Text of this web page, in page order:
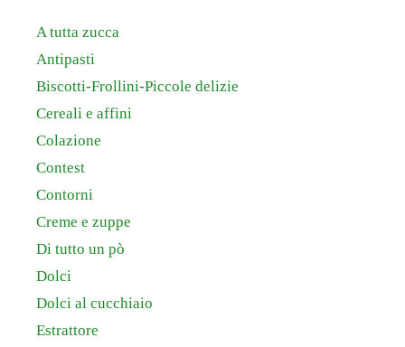
A tutta zucca
Antipasti
Biscotti-Frollini-Piccole delizie
Cereali e affini
Colazione
Contest
Contorni
Creme e zuppe
Di tutto un pò
Dolci
Dolci al cucchiaio
Estrattore